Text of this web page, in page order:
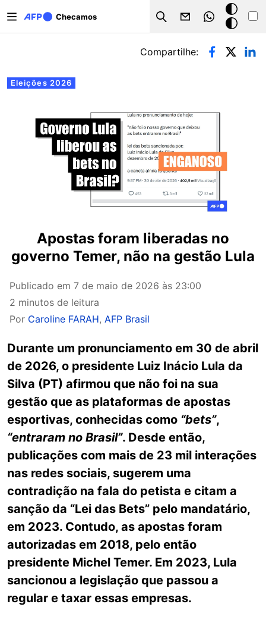
Checamos
Search
Modo
escuro
Abas primárias
Eleições 2026
Compartilhe:
Apostas foram liberadas no
governo Temer, não na gestão Lula
Publicado em 7 de maio de 2026 às 23:00
2 minutos de leitura
Por Caroline FARAH, AFP Brasil
Durante um pronunciamento em 30 de abril
de 2026, o presidente Luiz Inácio Lula da
Silva (PT) afirmou que não foi na sua
gestão que as plataformas de apostas
esportivas, conhecidas como “bets”,
“entraram no Brasil”. Desde então,
publicações com mais de 23 mil interações
nas redes sociais, sugerem uma
contradição na fala do petista e citam a
sanção da “Lei das Bets” pelo mandatário,
em 2023. Contudo, as apostas foram
autorizadas em 2018, pelo então
presidente Michel Temer. Em 2023, Lula
sancionou a legislação que passou a
regular e taxar essas empresas.